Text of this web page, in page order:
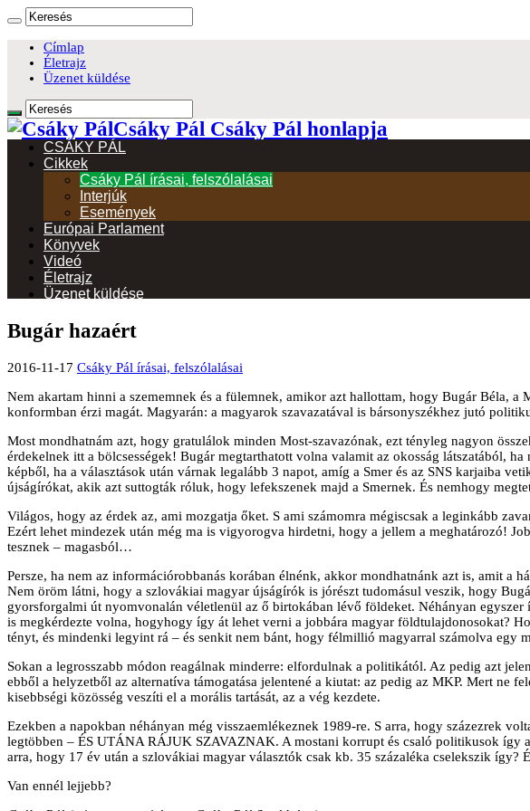
Címlap
Életrajz
Üzenet küldése
Csáky Pál Csáky Pál honlapja
CSÁKY PÁL
Cikkek
Csáky Pál írásai, felszólalásai
Interjúk
Események
Európai Parlament
Könyvek
Videó
Életrajz
Üzenet küldése
Bugár hazaért
2016-11-17 Csáky Pál írásai, felszólalásai
Nem akartam hinni a szememnek és a fülemnek, amikor azt hallottam, hogy Bugár Béla,
konformban érzi magát. Magyarán: a magyarok szavazatával is bársonyszékhez jutó
Most mondhatnám azt, hogy gratulálok minden Most-szavazónak, ezt tényleg nagyon
érdekelnek itt a bölcsességek! Bugár megtarthatott volna valamit az okosság látszatából,
képből, ha a választások után várnak legalább 3 napot, amíg a Smer és az SNS karjaiba
újságírókat, akik azt suttogták róluk, hogy lefekszenek majd a Smernek. És nemhogy
Világos, hogy az érdek az, ami mozgatja őket. S ami számomra mégiscsak a leginkább
Ezért lehet mindezek után még ma is vigyorogva hirdetni, hogy a jellem a meghatározó!
tesznek – magasból…
Persze, ha nem az információrobbanás korában élnénk, akkor mondhatnánk azt is, amit
Nem öröm látni, hogy a szlovákiai magyar újságírók is jórészt tudomásul veszik, hogy
gyorsforgalmi út nyomvonalán véletlenül az ő birtokában lévő földeket. Néhányan
is megkérdezte volna, hogyhogy így át lehet verni a jobbára magyar földtulajdonosokat?
tényt, és mindenki legyint rá – és senkit nem bánt, hogy félmillió magyarral számolva egy
Sokan a legrosszabb módon reagálnak minderre: elfordulnak a politikától. Az pedig azt
ebből a helyzetből az alternatíva támogatása jelentené a kiutat: az pedig az MKP. Mert ne
kisebbségi közösség veszíti el a morális tartását, az a vég kezdete.
Ezekben a napokban néhányan még visszaemlékeznek 1989-re. S arra, hogy százezrek
legtöbben – ÉS UTÁNA RÁJUK SZAVAZNAK. A mostani korrupt és csaló politikusok így
arra, hogy 17 év után a szlovákiai magyar választók csak kb. 35 százaléka cselekszik így?
Van ennél lejjebb?